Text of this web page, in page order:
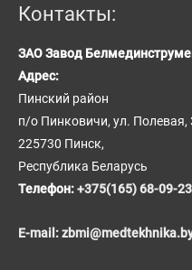
Контакты:
ЗАО Завод
Адрес:
Пинский район
п/о Пинковичи, ул. Полевая,
225730 Пинск,
Республика Беларусь
Телефон:+375(165) 68-09-23
E-mail: